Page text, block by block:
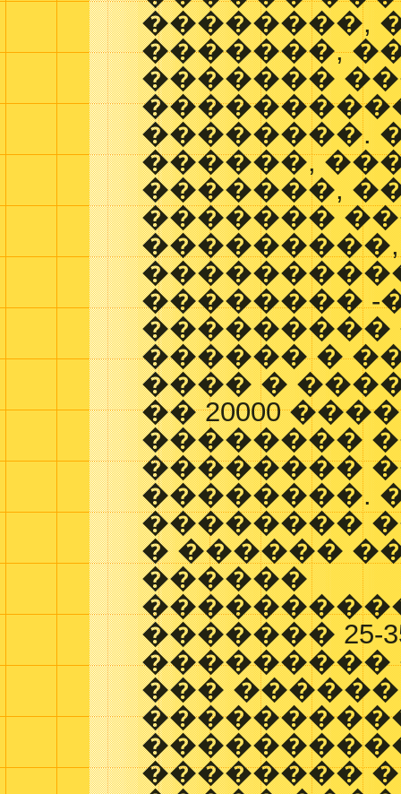
��������,
�������,
�������
��������.
������,
�������,
�������
�������� -
���������
������ �
���� �
�� 20000
��������
��������
��������.
��������
� ������
������
������� 25-
���������
��� ������
��������